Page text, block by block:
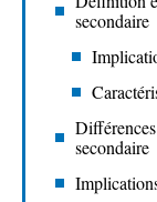
secondaire
secondaire